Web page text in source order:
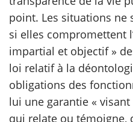
point. Les situations
si elles compromettent
impartial et objectif »
loi relatif à la
obligations des
lui une garantie «
qui relate ou témoigne,